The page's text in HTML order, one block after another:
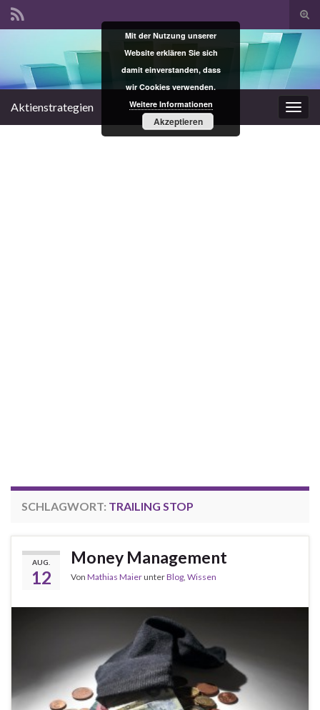
Search for:
Aktienstrategien
SCHLAGWORT: TRAILING STOP
AUG.
12
Money Management
Von Mathias MaierunterBlog, Wissen
Mit der Nutzung unserer
Website erklären Sie sich
damit einverstanden, dass
wir Cookies verwenden.
Weitere Informationen
Akzeptieren